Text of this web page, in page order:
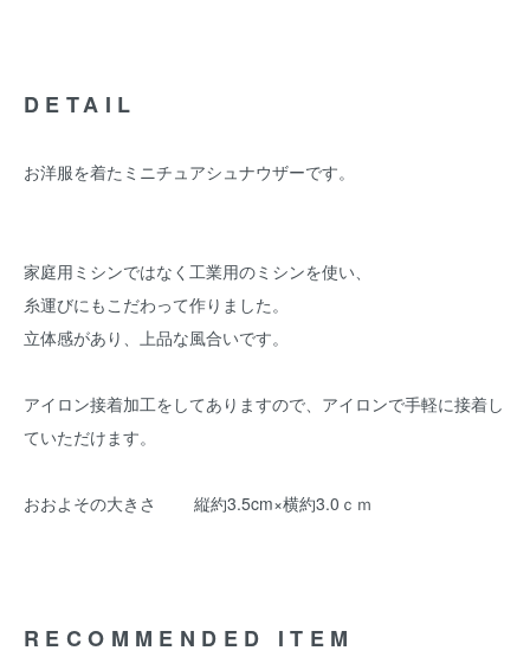
DETAIL
お洋服を着たミニチュアシュナウザーです。
家庭用ミシンではなく工業用のミシンを使い、
糸運びにもこだわって作りました。
立体感があり、上品な風合いです。
アイロン接着加工をしてありますので、アイロンで手軽に接着し
ていただけます。
おおよその大きさ 縦約3.5cm×横約3.0ｃｍ
RECOMMENDED ITEM